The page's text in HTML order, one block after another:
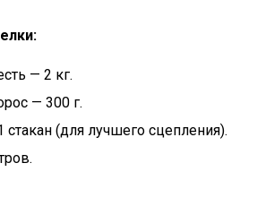
— 2 кг.
— 300 г.
(для лучшего сцепления).